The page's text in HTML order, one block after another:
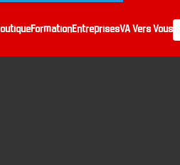
FormationEntreprisesVA Vers Vous